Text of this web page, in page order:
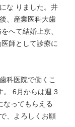
な りました。井
、産業医科大歯
へて結婚上京、
師として診療に
科医院で働くこ
。 6月からは週 3
なってもらえる
、よろしくお願